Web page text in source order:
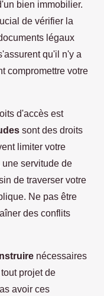
bien immobilier.
de vérifier la
légaux
qu'il n'y a
compromettre votre
d'accès est
sont des droits
limiter votre
servitude de
de traverser votre
Ne pas être
des conflits
nécessaires
projet de
avoir ces